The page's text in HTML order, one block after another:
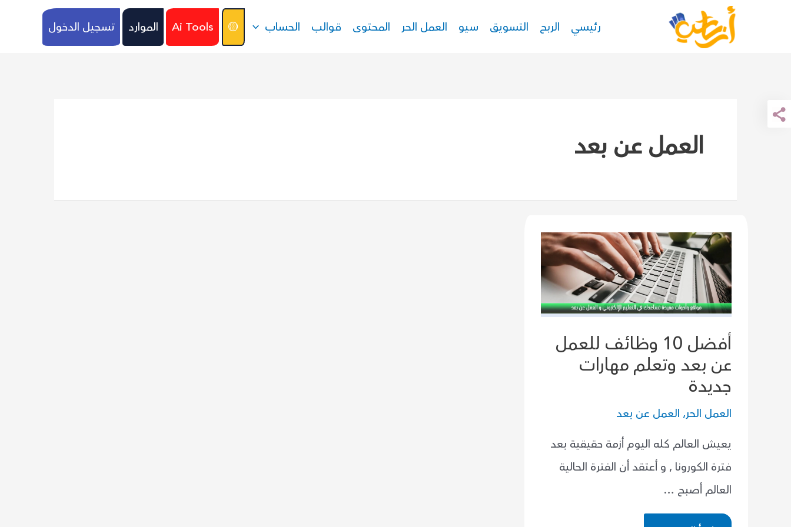
رئيسي الربح التسويق سيو العمل الحر المحتوى قوالب الحساب 🟡
Ai Tools الموارد تسجيل الدخول
العمل عن بعد
أفضل 10 وظائف للعمل
عن بعد وتعلم مهارات
جديدة
العمل الحر, العمل عن بعد
يعيش العالم كله اليوم أزمة حقيقية بعد
فترة الكورونا , و أعتقد أن الفترة الحالية
العالم أصبح …